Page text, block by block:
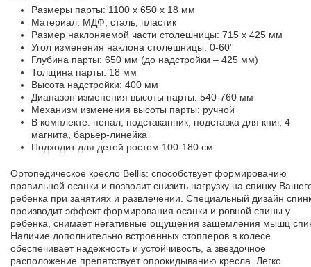
Размеры парты: 1100 x 650 x 18 мм
Материал: МДФ, сталь, пластик
Размер наклоняемой части столешницы: 715 х 425 мм
Угол изменения наклона столешницы: 0-60°
Глубина парты: 650 мм (до надстройки – 425 мм)
Толщина парты: 18 мм
Высота надстройки: 400 мм
Диапазон изменения высоты парты: 540-760 мм
Механизм изменения высоты парты: ручной
В комплекте: пенал, подстаканник, подставка для книг, 4
магнита, барьер-линейка
Подходит для детей ростом 100-180 см
Ортопедическое кресло Bellis: способствует формированию
правильной осанки и позволит снизить нагрузку на спинку
ребенка при занятиях и развлечении. Специальный дизайн
производит эффект формирования осанки и ровной спины у
ребенка, снимает негативные ощущения защемления мышц
Наличие дополнительно встроенных стопперов в колесе
обеспечивает надежность и устойчивость, а звездочное
расположение препятствует опрокидыванию кресла. Легко